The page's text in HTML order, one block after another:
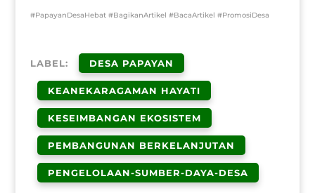
#PapayanDesaHebat #BagikanArtikel #BacaArtikel #PromosiDesa
LABEL: DESA PAPAYAN
KEANEKARAGAMAN HAYATI
KESEIMBANGAN EKOSISTEM
PEMBANGUNAN BERKELANJUTAN
PENGELOLAAN-SUMBER-DAYA-DESA